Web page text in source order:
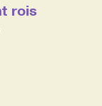
rois